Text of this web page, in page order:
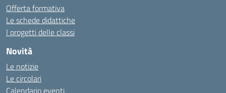
Offerta formativa
Le schede didattiche
I progetti delle classi
Novità
Le notizie
Le circolari
Calendario eventi